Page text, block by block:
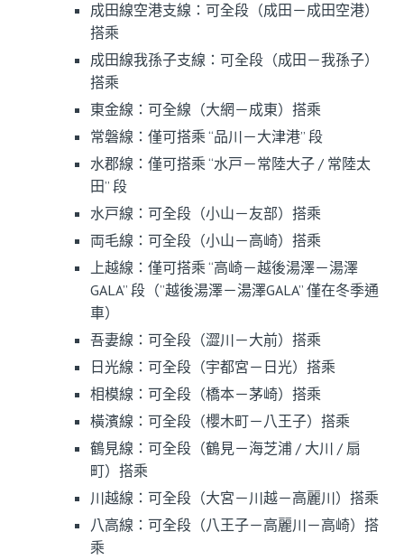
成田線空港支線：可全段（成田－成田空港）
搭乘
成田線我孫子支線：可全段（成田－我孫子）
搭乘
東金線：可全線（大網－成東）搭乘
常磐線：僅可搭乘 “品川－大津港” 段
水郡線：僅可搭乘 “水戸－常陸大子 / 常陸太
田” 段
水戸線：可全段（小山－友部）搭乘
両毛線：可全段（小山－高崎）搭乘
上越線：僅可搭乘 “高崎－越後湯澤－湯澤
GALA” 段（”越後湯澤－湯澤GALA” 僅在冬季通
車）
吾妻線：可全段（澀川－大前）搭乘
日光線：可全段（宇都宮－日光）搭乘
相模線：可全段（橋本－茅崎）搭乘
橫濱線：可全段（櫻木町－八王子）搭乘
鶴見線 ：可全段（鶴見－海芝浦 / 大川 / 扇
町）搭乘
川越線：可全段（大宮－川越－高麗川）搭乘
八高線：可全段（八王子－高麗川－高崎）搭
乘